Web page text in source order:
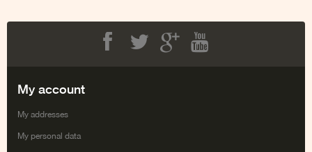
My account
My addresses
My personal data